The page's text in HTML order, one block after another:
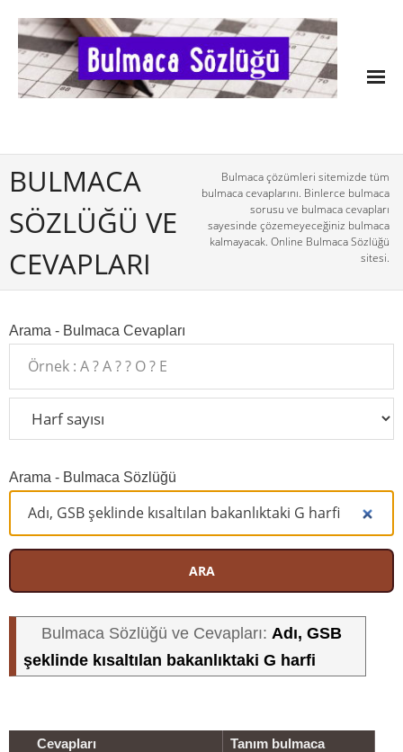
BULMACA
SÖZLÜĞÜ VE
CEVAPLARI
Bulmaca çözümleri sitemizde tüm
bulmaca cevaplarını. Binlerce bulmaca
sorusu ve bulmaca cevapları
sayesinde çözemeyeceğiniz bulmaca
kalmayacak. Online Bulmaca Sözlüğü
sitesi.
Arama - Bulmaca Cevapları
Arama - Bulmaca Sözlüğü
ARA
Bulmaca Sözlüğü ve Cevapları: Adı, GSB
şeklinde kısaltılan bakanlıktaki G harfi
Cevapları Tanım bulmaca